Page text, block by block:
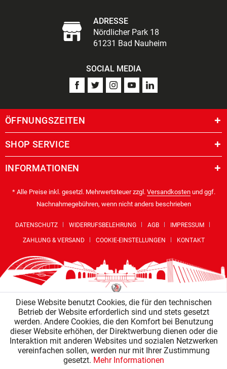
ADRESSE
Nördlicher Park 18
61231 Bad Nauheim
SOCIAL MEDIA
ÖFFNUNGSZEITEN
SHOP SERVICE
INFORMATIONEN
* Alle Preise inkl. gesetzl. Mehrwertsteuer zzgl. Versandkostenund ggf.
Nachnahmegebühren, wenn nicht anders beschrieben
DATENSCHUTZ WIDERRUFSBELEHRUNG AGB IMPRESSUM
ZAHLUNG & VERSAND COOKIE-EINSTELLUNGEN KONTAKT
Diese Website benutzt Cookies, die für den technischen
Betrieb der Website erforderlich sind und stets gesetzt
werden. Andere Cookies, die den Komfort bei Benutzung
dieser Website erhöhen, der Direktwerbung dienen oder die
Interaktion mit anderen Websites und sozialen Netzwerken
vereinfachen sollen, werden nur mit Ihrer Zustimmung
gesetzt. Mehr Informationen